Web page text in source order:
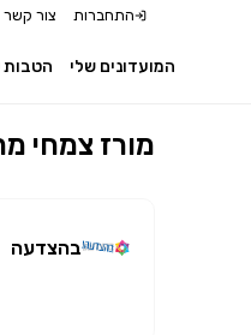
התחברות צור קשר
המועדונים שלי
מורז צמחי
בהצדעה